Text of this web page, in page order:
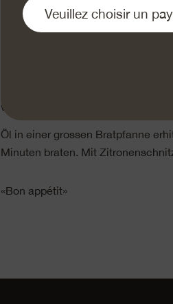
Emmentaler AOP in 8 etwa 1 cm
wenden. Panade gut andrücken.
Öl in einer grossen Bratpfanne
Minuten braten. Mit
«Bon appétit»